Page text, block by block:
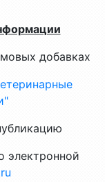
добавках
электронной